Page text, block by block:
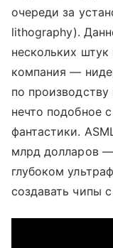
очереди за
lithography).
нескольких штук
компания —
по
нечто подобное
фантастики.
млрд долларов —
глубоком
создавать чипы